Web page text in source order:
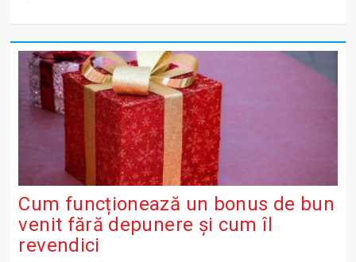
Cum funcționează un bonus de bun
venit fără depunere și cum îl
revendici